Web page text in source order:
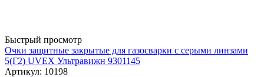
Быстрый просмотр
Очки защитные закрытые для газосварки с серыми линзами
5(Г2) UVEX Ультравижн 9301145
Артикул: 10198